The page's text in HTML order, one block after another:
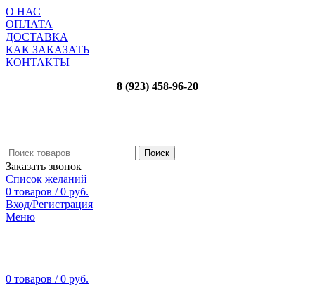
О НАС
ОПЛАТА
ДОСТАВКА
КАК ЗАКАЗАТЬ
КОНТАКТЫ
8 (923) 458-96-20
Поиск
Заказать звонок
Список желаний
0 товаров / 0 руб.
Вход/Регистрация
Меню
0 товаров / 0 руб.